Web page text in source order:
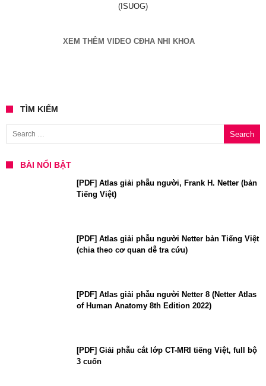
(ISUOG)
XEM THÊM VIDEO CĐHA NHI KHOA
TÌM KIẾM
Search for:
BÀI NỔI BẬT
[PDF] Atlas giải phẫu người, Frank H. Netter (bản
Tiếng Việt)
[PDF] Atlas giải phẫu người Netter bản Tiếng Việt
(chia theo cơ quan dễ tra cứu)
[PDF] Atlas giải phẫu người Netter 8 (Netter Atlas
of Human Anatomy 8th Edition 2022)
[PDF] Giải phẫu cắt lớp CT-MRI tiếng Việt, full bộ
3 cuốn